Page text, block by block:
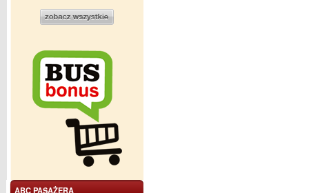
ABC PASAŻERA